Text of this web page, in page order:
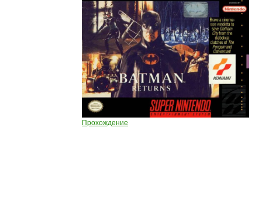
Прохождение